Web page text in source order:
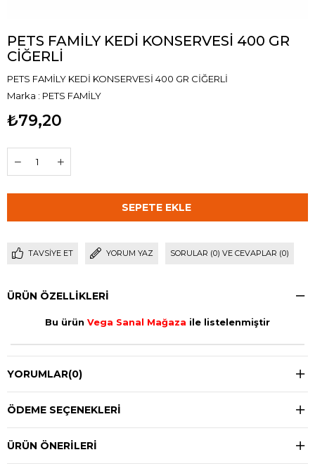
PETS FAMİLY KEDİ KONSERVESİ 400 GR
CİĞERLİ
PETS FAMİLY KEDİ KONSERVESİ 400 GR CİĞERLİ
Marka : PETS FAMİLY
₺79,20
TAVSIYE ET YORUM YAZ SORULAR (0) VE CEVAPLAR (0)
ÜRÜN ÖZELLIKLERI
Bu ürün Vega Sanal Mağaza ile listelenmiştir
YORUMLAR(0)
ÖDEME SEÇENEKLERI
ÜRÜN ÖNERILERI